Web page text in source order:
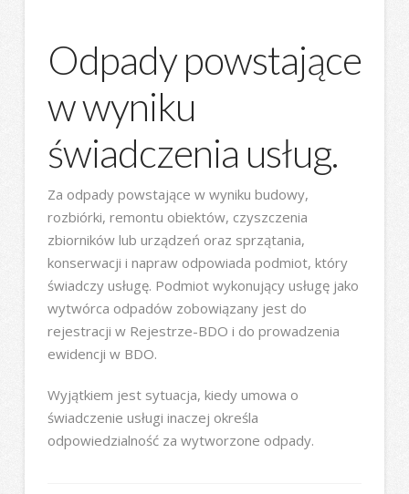
Odpady powstające
w wyniku
świadczenia usług.
Za odpady powstające w wyniku budowy,
rozbiórki, remontu obiektów, czyszczenia
zbiorników lub urządzeń oraz sprzątania,
konserwacji i napraw odpowiada podmiot, który
świadczy usługę. Podmiot wykonujący usługę jako
wytwórca odpadów zobowiązany jest do
rejestracji w Rejestrze-BDO i do prowadzenia
ewidencji w BDO.
Wyjątkiem jest sytuacja, kiedy umowa o
świadczenie usługi inaczej określa
odpowiedzialność za wytworzone odpady.